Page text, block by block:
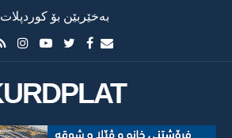
بەخێربێن بۆ کوردپلات
KURDPLAT